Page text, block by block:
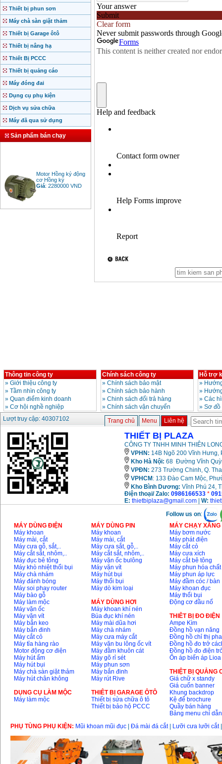
Thiết bị phun sơn
Máy chà sàn giặt thảm
Thiết bị Garage ôtô
Thiết bị nâng hạ
Thiết Bị PCCC
Thiết bị quảng cáo
Máy đóng đai
Dụng cụ phụ kiện
Dịch vụ sửa chữa
Máy đã qua sử dụng
Sản phẩm bán chạy
Motor Hồng ký động
cơ Hồng ký
Giá:2280000 VND
Máy cắt góc đa năng
Makita LS1019L
(1510W)
Giá:14068000
Bộ máy khoan 100
chi tiết Bosch GSB
13RE (650W)
Giá: 2200000
Máy khoan Bosch
GSB 16RE (750W)
Giá:1850000
Giá: 7200000
Máy mài 100mm
Makita 9553B (710W)
Giá :1296000VND
Thông tin công ty
» Giới thiệu công ty
» Tầm nhìn công ty
» Quan điểm kinh doanh
» Cơ hội nghề nghiệp
Chính sách công ty
» Chính sách bảo mật
» Chính sách bảo hành
» Chinh sách đổi trả hàng
» Chính sách vận chuyển
Hỗ trợ
»
»
» Các
» Sơ
Lượt truy cập: 40307102
Trang chủ Menu Liên hệ
THIẾT BỊ PLAZA
CÔNG TY TNHH MINH THIÊN
VPHN: 14B Ngõ 200 Vĩnh Hưng,
Kho Hà Nội: 68 Đường Vĩnh
VPĐN: 273 Trường Chinh, Q.
VPHCM : 133 Đào Cam Mộc,
Kho Bình Dương: Vĩnh Phú 24,
Điện thoại/ Zalo: 0986166533 *
E: thietbiplaza@gmail.com W:
Follow us on:
MÁY DÙNG ĐIỆN
Máy khoan
Máy mài, cắt
Máy cưa gỗ, sắt,..
Máy cắt sắt, nhôm,..
Máy đục bê tông
Máy khò nhiệt thổi bụi
Máy chà nhám
Máy đánh bóng
Máy soi phay router
Máy bào gỗ
Máy làm mộc
Máy vặn ốc
Máy vặn vít
Máy bắn keo
Máy bắn đinh
Máy cắt cỏ
Máy tỉa hàng rào
Motor động cơ điện
Máy hút ẩm
Máy hút bụi
Máy chà sàn giặt thảm
Máy hút chân không
DỤNG CỤ LÀM MỘC
Máy làm mộc
MÁY DÙNG PIN
Máy khoan
Máy mài, cắt
Máy cưa sắt, gỗ,..
Máy cắt sắt, nhôm,..
Máy vặn ốc bulông
Máy vặn vít
Máy hút bụi
Máy thổi bụi
Máy dò kim loại
MÁY DÙNG HƠI
Máy khoan khí nén
Búa đục khí nén
Máy mài dũa hơi
Máy chà nhám
Máy cưa máy cắt
Máy vặn bu lông ốc vít
Máy đầm khuôn cát
Máy gõ rỉ sét
Máy phun sơn
Máy bắn đinh
Máy rút Rive
THIÊT BỊ GARAGE ÔTÔ
Thiết bị sửa chữa ô tô
Thiết bị bảo hộ PCCC
MÁY CHẠY
Máy bơm nước
Máy phát điện
Máy cắt cỏ
Máy cưa xích
Máy cắt bê tông
Máy phun hóa chất
Máy phun áp lực
Máy đầm cóc / bàn
Máy khoan đục
Máy thổi bụi
Động cơ đầu nổ
THIÊT BỊ ĐO ĐIỆN
Ampe Kìm
Đồng hồ vạn năng
Đồng hồ chỉ thị pha
Đồng hồ đo trở
Đồng hồ đo điện
Ổn áp biến áp Lioa
THIỆT BỊ QUẢNG
Giá chữ x standy
Giá cuốn banner
Khung backdrop
Kệ để brochure
Quầy bán hàng
Bảng menu chỉ dẫn
PHỤ TÙNG PHỤ KIỆN: Mũi khoan mũi đục Đá mài đá cắt| Lưỡi cưa lưỡi cắt